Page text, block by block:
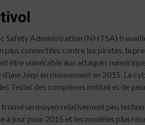
Administration (NHTSA)
plus connectées contre les pirates, la
être vulnérable aux attaques
Jeep en mouvement en 2015. La
Teslas des complexes militaires de
un moyen relativement peu
à jour pour 2015 et les modèles plus